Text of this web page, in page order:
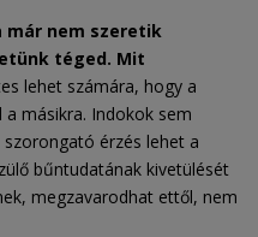
már nem szeretik
téged. Mit
lehet számára, hogy a
másikra. Indokok sem
érzés lehet a
bűntudatának kivetülését
megzavarodhat ettől, nem